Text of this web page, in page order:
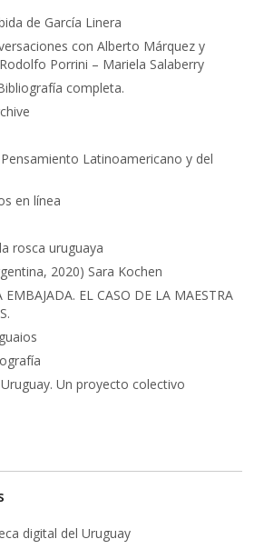
de García Linera
con Alberto Márquez y
Porrini – Mariela Salaberry
completa.
Latinoamericano y del
en línea
rosca uruguaya
2020) Sara Kochen
EMBAJADA. EL CASO DE LA MAESTRA
Un proyecto colectivo
digital del Uruguay